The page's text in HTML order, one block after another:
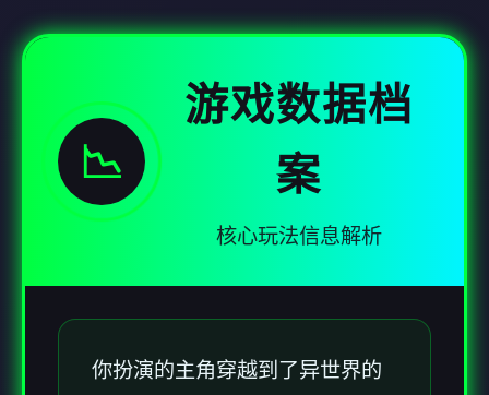
📉
游戏数据档
案
核心玩法信息解析
你扮演的主角穿越到了异世界的